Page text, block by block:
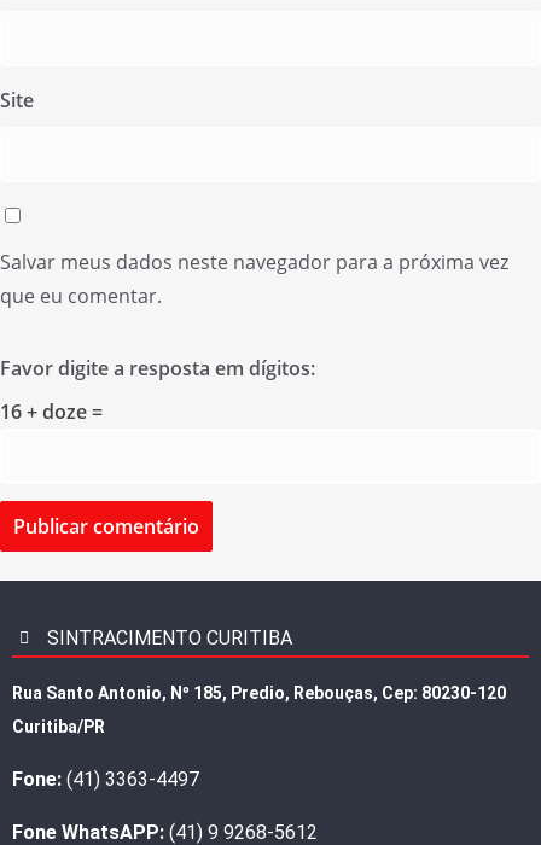
Site
Salvar meus dados neste navegador para a próxima vez
que eu comentar.
Favor digite a resposta em dígitos:
16 + doze =
SINTRACIMENTO CURITIBA
Rua Santo Antonio, Nº 185, Predio, Rebouças, Cep: 80230-120
Curitiba/PR
Fone: (41) 3363-4497
Fone WhatsAPP: (41) 9 9268-5612